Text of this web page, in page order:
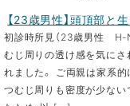
【23歳男性】頭頂部と
初診時所見（23歳男性 H-
むじ周りの透け感を気にさ
れました。 ご両親は家系的
つむじ周りも密度が少ない